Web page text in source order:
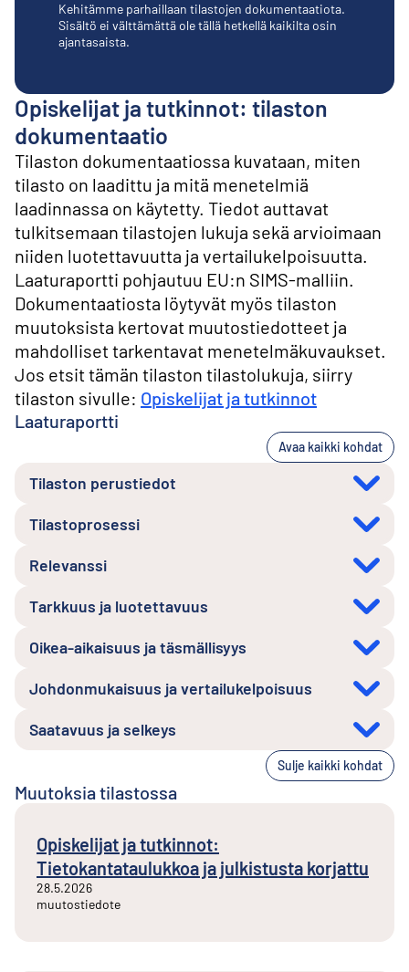
Kehitämme parhaillaan tilastojen dokumentaatiota.
Sisältö ei välttämättä ole tällä hetkellä kaikilta osin
ajantasaista.
Opiskelijat ja tutkinnot: tilaston
dokumentaatio
Tilaston dokumentaatiossa kuvataan, miten
tilasto on laadittu ja mitä menetelmiä
laadinnassa on käytetty. Tiedot auttavat
tulkitsemaan tilastojen lukuja sekä arvioimaan
niiden luotettavuutta ja vertailukelpoisuutta.
Laaturaportti pohjautuu EU:n SIMS-malliin.
Dokumentaatiosta löytyvät myös tilaston
muutoksista kertovat muutostiedotteet ja
mahdolliset tarkentavat menetelmäkuvaukset.
Jos etsit tämän tilaston tilastolukuja, siirry
tilaston sivulle: Opiskelijat ja tutkinnot
Laaturaportti
Avaa kaikki kohdat
Tilaston perustiedot
Tilastoprosessi
Relevanssi
Tarkkuus ja luotettavuus
Oikea-aikaisuus ja täsmällisyys
Johdonmukaisuus ja vertailukelpoisuus
Saatavuus ja selkeys
Sulje kaikki kohdat
Muutoksia tilastossa
Opiskelijat ja tutkinnot:
Tietokantataulukkoa ja julkistusta korjattu
28.5.2026
muutostiedote